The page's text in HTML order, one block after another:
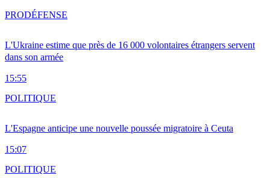
L'Ukraine estime que près de 16 000 volontaires étrangers servent
dans son armée
15:55
PRODÉFENSE
L'Espagne anticipe une nouvelle poussée migratoire à Ceuta
15:07
POLITIQUE
POLITIQUE